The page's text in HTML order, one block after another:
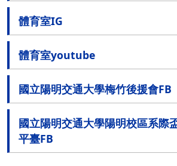
體育室IG
體育室youtube
國立陽明交通大學梅竹後援會FB
國立陽明交通大學陽明校區系際
平臺FB